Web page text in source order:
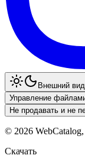
Внешний вид
Управление
Не продавать и не
© 2026
Скачать